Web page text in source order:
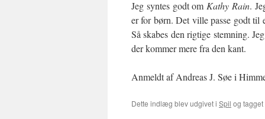
Jeg syntes godt om Kathy Rain.
er for børn. Det ville passe godt til
Så skabes den rigtige stemning.
der kommer mere fra den kant.
Anmeldt af Andreas J. Søe i
Dette indlæg blev udgivet i Spil og tagget